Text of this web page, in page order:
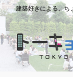
建築好きによる、ち